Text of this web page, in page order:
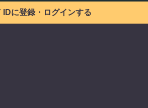
IDに登録・ログインする